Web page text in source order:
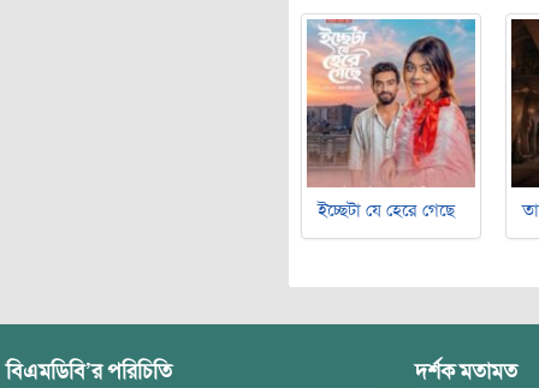
ইচ্ছেটা যে হেরে গেছে
বিএমডিবি’র পরিচিতি দর্শক মতামত